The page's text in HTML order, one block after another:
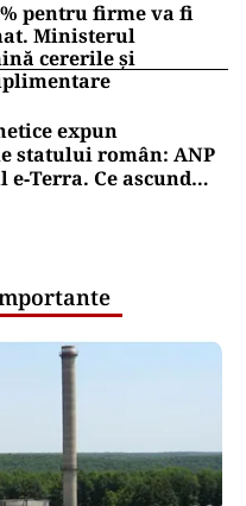
pentru firme va fi
Ministerul
cererile și
expun
statului român: ANP
Ce ascund